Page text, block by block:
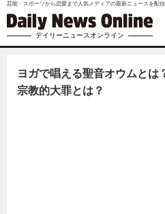
芸能・スポーツから恋愛まで人気メディアの最新ニュースを配信
デイリーニュースオンライン
ヨガで唱える聖音オウムとは
宗教的大罪とは？